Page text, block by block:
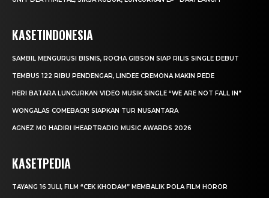
KASETINDONESIA
SAMBIL MENGURUSI BISNIS, ROCHA GIBSON SIAP RILIS SINGLE DEBUT
TEMBUS 122 RIBU PENDENGAR, LINDEE CREMONA MAKIN PEDE
HERI BATARA LUNCURKAN VIDEO MUSIK SINGLE “WE ARE NOT FALL IN”
WONGALAS COMEBACK! SIAPKAN TUR NUSANTARA
AGNEZ MO HADIRI IHEARTRADIO MUSIC AWARDS 2026
KASETPEDIA
TAYANG 16 JULI, FILM “CEK KHODAM” MEMBALIK POLA FILM HOROR